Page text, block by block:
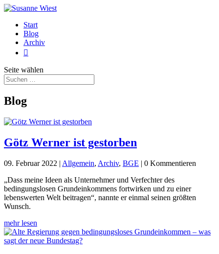
Start
Blog
Archiv

Seite wählen
Blog
Götz Werner ist gestorben
09. Februar 2022 | Allgemein, Archiv, BGE | 0 Kommentieren
„Dass meine Ideen als Unternehmer und Verfechter des
bedingungslosen Grundeinkommens fortwirken und zu einer
lebenswerten Welt beitragen“, nannte er einmal seinen größten
Wunsch.
mehr lesen